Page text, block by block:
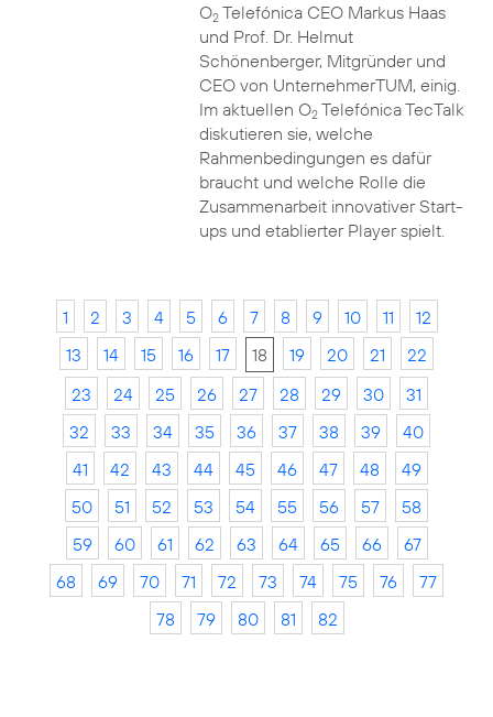
O2Telefónica CEO Markus Haas
und Prof. Dr. Helmut
Schönenberger, Mitgründer und
CEO von UnternehmerTUM, einig.
Im aktuellen O2Telefónica TecTalk
diskutieren sie, welche
Rahmenbedingungen es dafür
braucht und welche Rolle die
Zusammenarbeit innovativer Start-
ups und etablierter Player spielt.
1 2 3 4 5 6 7 8 9 10 11
12
13
14 15 16 17 18 19 20 21
22
23
24 25 26 27 28 29 30
31
32
33 34 35 36 37 38 39
40
41
42 43 44 45 46 47 48
49
50
51 52 53 54 55 56 57
58
59
60 61 62 63 64 65 66
67
68
69 70 71 72 73 74 75 76
77
78
79 80 81 82